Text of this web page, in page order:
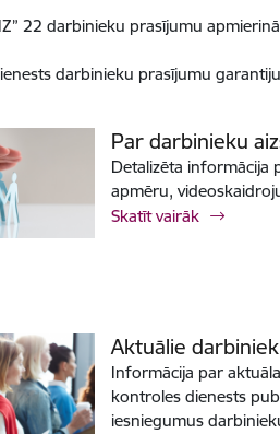
22 darbinieku prasījumu
darbinieku prasījumu
Par darbinieku
Detalizēta informācija
apmēru,
Skatīt vairāk
Aktuālie
Informācija par
kontroles dienests
iesniegumus